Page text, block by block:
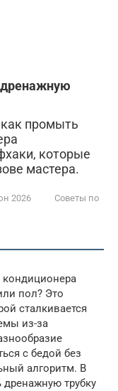
как промыть
которые
мастера.
2026
Советы по
кондиционера
пол? Это
сталкивается
из-за
с бедой без
алгоритм. В
дренажную трубку